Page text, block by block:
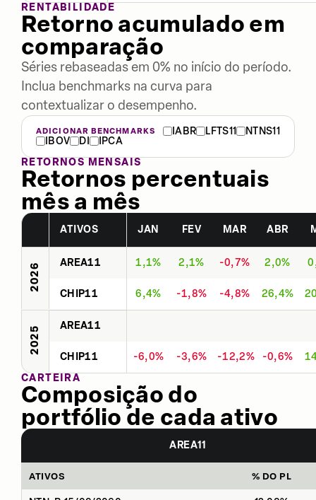
RENTABILIDADE
Retorno acumulado em
comparação
Séries rebaseadas em 0% no início do período.
Inclua benchmarks na curva para
contextualizar o desempenho.
ADICIONAR BENCHMARKS IABR LFTS11
NTNS11
IBOV
DI
IPCA
RETORNOS MENSAIS
Retornos percentuais
mês a mês
ATIVOS JAN FEV MAR ABR
2026 AREA11 1,1% 2,1% -0,7% 2,0%
CHIP11 6,4% -1,8% -4,8% 26,4%
2025 AREA11
CHIP11 -6,0% -3,6% -12,2% -0,6%
CARTEIRA
Composição do
portfólio de cada ativo
AREA11
ATIVOS % DO PL